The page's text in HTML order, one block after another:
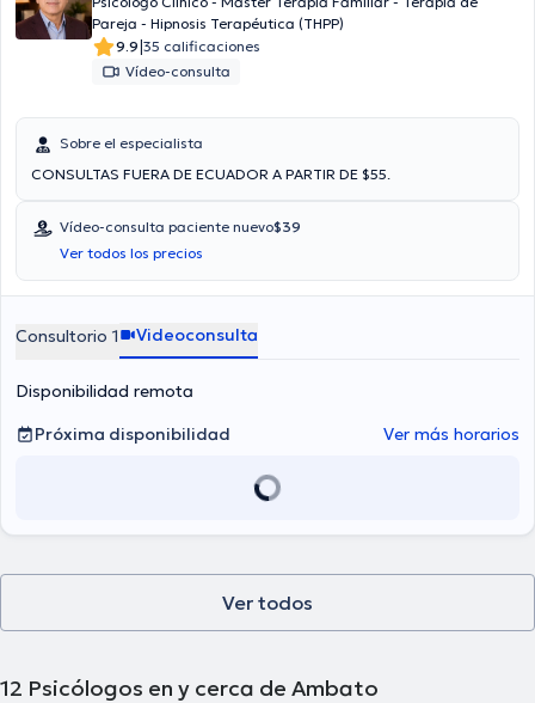
Pareja - Hipnosis Terapéutica (THPP)
9.9|35 calificaciones
Vídeo-consulta
Sobre el especialista
CONSULTAS FUERA DE ECUADOR A PARTIR DE $55.
Vídeo-consulta paciente nuevo$39
Ver todos los precios
Consultorio 1 Videoconsulta
Disponibilidad remota
Próxima disponibilidad
Ver más horarios
Ver todos
12 Psicólogos en y cerca de Ambato